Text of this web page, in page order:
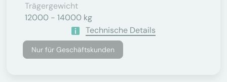
Trägergewicht
12000 - 14000 kg
Technische Details
Nur für Geschäftskunden